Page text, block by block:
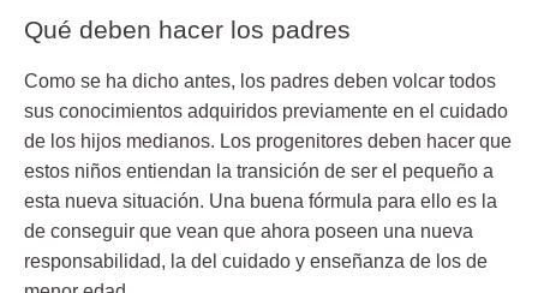
Qué deben hacer los padres
Como se ha dicho antes, los padres deben volcar todos
sus conocimientos adquiridos previamente en el cuidado
de los hijos medianos. Los progenitores deben hacer que
estos niños entiendan la transición de ser el pequeño a
esta nueva situación. Una buena fórmula para ello es la
de conseguir que vean que ahora poseen una nueva
responsabilidad, la del cuidado y enseñanza de los de